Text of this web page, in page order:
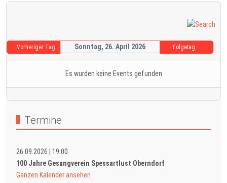
Vorheriger Tag Sonntag, 26. April 2026 Folgetag
Es wurden keine Events gefunden
Termine
26.09.2026
19:00
100 Jahre Gesangverein Spessartlust Oberndorf
Ganzen Kalender ansehen